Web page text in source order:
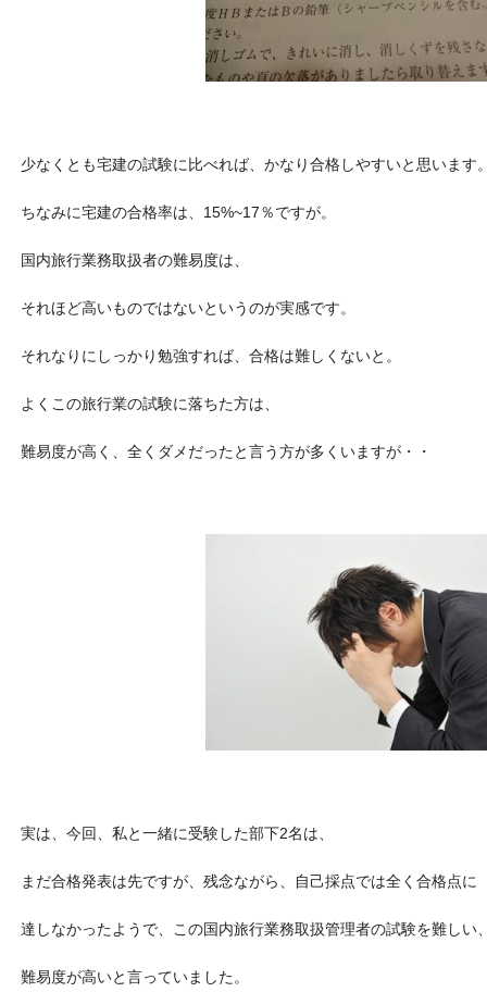
少なくとも宅建の試験に比べれば、かなり合格しやすいと思います
ちなみに宅建の合格率は、15%~17％ですが。
国内旅行業務取扱者の難易度は、
それほど高いものではないというのが実感です。
それなりにしっかり勉強すれば、合格は難しくないと。
よくこの旅行業の試験に落ちた方は、
難易度が高く、全くダメだったと言う方が多くいますが・・
実は、今回、私と一緒に受験した部下2名は、
まだ合格発表は先ですが、残念ながら、自己採点では全く合格点に
達しなかったようで、この国内旅行業務取扱管理者の試験を難しい
難易度が高いと言っていました。